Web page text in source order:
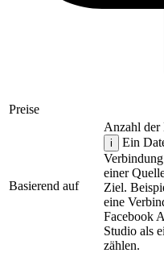
Preise
Basierend auf
Anzahl der
i
Ein
einer
Ziel.
eine
Facebook
Studio als
zählen.